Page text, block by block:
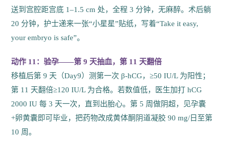
送到宫腔距宫底 1–1.5 cm 处，全程 3 分钟，无麻醉。术后躺
20 分钟，护士递来一张“小星星”贴纸，写着“Take it easy,
your embryo is safe”。
动作 11：验孕——第 9 天抽血，第 11 天翻倍
移植后第 9 天（Day9）测第一次 β-hCG，≥50 IU/L 为阳性；
第 11 天翻倍≥120 IU/L 为合格。若数值低，医生加打 hCG
2000 IU 每 3 天一次，直到出胎心。第 5 周做阴超，见孕囊
+卵黄囊即可毕业，把药物改成黄体酮阴道凝胶 90 mg/日至第
10 周。